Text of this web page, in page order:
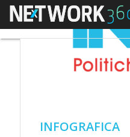
Menu
INFOGRAFICA